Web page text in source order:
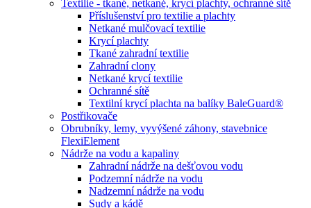
Textilie - tkané, netkané, krycí plachty, ochranné sítě
Příslušenství pro textilie a plachty
Netkané mulčovací textilie
Krycí plachty
Tkané zahradní textilie
Zahradní clony
Netkané krycí textilie
Ochranné sítě
Textilní krycí plachta na balíky BaleGuard®
Postřikovače
Obrubníky, lemy, vyvýšené záhony, stavebnice
FlexiElement
Nádrže na vodu a kapaliny
Zahradní nádrže na dešťovou vodu
Podzemní nádrže na vodu
Nadzemní nádrže na vodu
Sudy a kádě